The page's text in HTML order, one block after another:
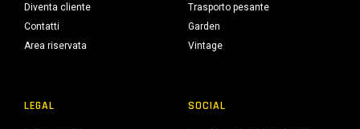
Diventa cliente
Contatti
Area riservata
Trasporto pesante
Garden
Vintage
LEGAL SOCIAL